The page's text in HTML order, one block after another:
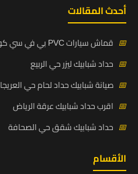
أحدث المقالات
📅 قماش سيارات PVC بي في سي كوري حي طويق
📅 حداد شبابيك ليزر حي الربيع
📅 صيانة شبابيك حداد لحام حي العريجا
📅 اقرب حداد شبابيك عرقة الرياض
📅 حداد شبابيك شقق حي الصحافة
الأقسام